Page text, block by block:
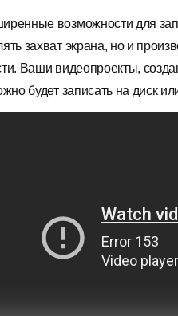
возможности для
захват экрана, но и
Ваши видеопроекты,
будет записать на диск